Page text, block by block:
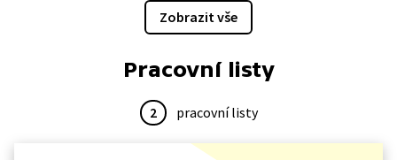
informace příliš zahlcují a že jejich hlavním cílem již
není pravdivost, nýbrž atraktivnost. Současně vyjadřuje
sociálních sítí mnoho lidí není schopno udržet
zamýšlí nad tím, proč tedy tuto záplavu informacemi
Zobrazit vše
Pracovní listy
2 pracovní listy